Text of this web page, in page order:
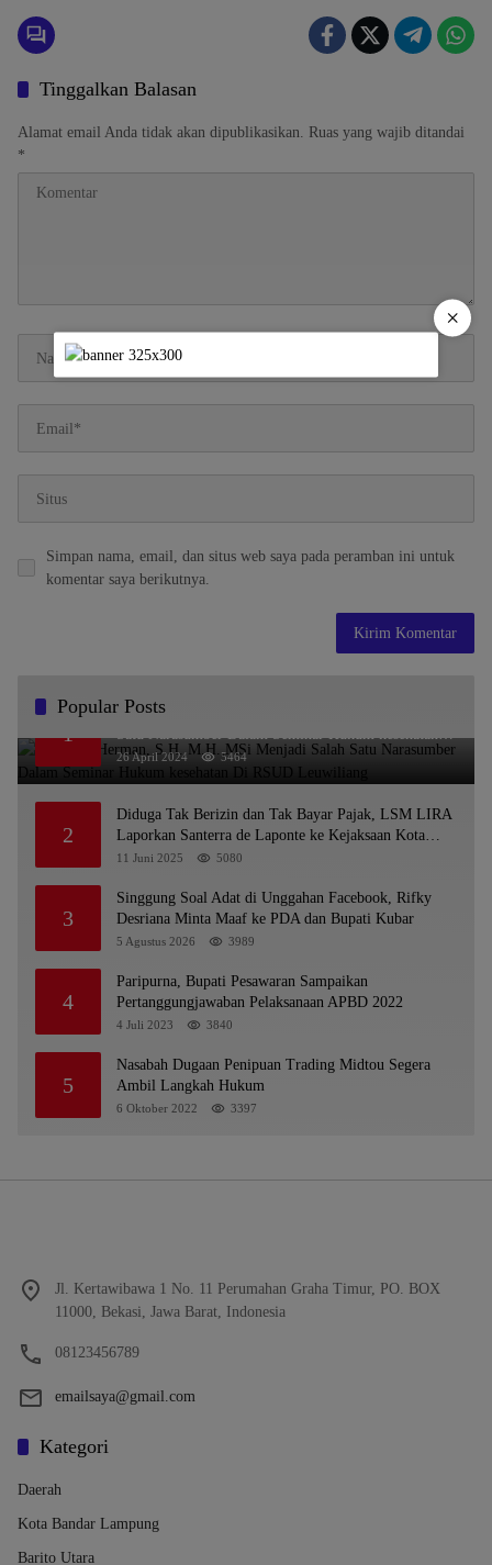
Tinggalkan Balasan
Alamat email Anda tidak akan dipublikasikan. Ruas yang wajib ditandai
*
Simpan nama, email, dan situs web saya pada peramban ini untuk
komentar saya berikutnya.
Popular Posts
1
Dr. KMS Herman, S.H.,M.H.,MSi Menjadi Salah
Satu Narasumber Dalam Seminar Hukum kesehatan
Di RSUD Leuwiliang
26 April 2024 5464
2
Diduga Tak Berizin dan Tak Bayar Pajak, LSM LIRA
Laporkan Santerra de Laponte ke Kejaksaan Kota
Batu
11 Juni 2025 5080
3
Singgung Soal Adat di Unggahan Facebook, Rifky
Desriana Minta Maaf ke PDA dan Bupati Kubar
5 Agustus 2026 3989
4
Paripurna, Bupati Pesawaran Sampaikan
Pertanggungjawaban Pelaksanaan APBD 2022
4 Juli 2023 3840
5
Nasabah Dugaan Penipuan Trading Midtou Segera
Ambil Langkah Hukum
6 Oktober 2022 3397
Jl. Kertawibawa 1 No. 11 Perumahan Graha Timur, PO. BOX
11000, Bekasi, Jawa Barat, Indonesia
08123456789
emailsaya@gmail.com
Kategori
Daerah
Kota Bandar Lampung
Barito Utara
×